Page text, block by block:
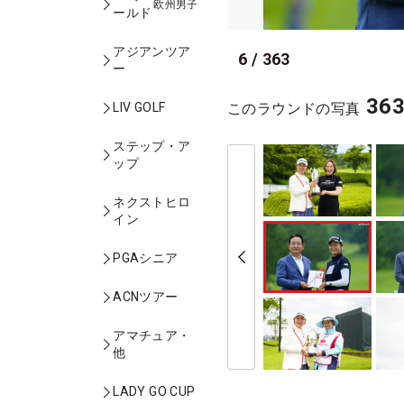
ールド
欧州男子
アジアンツア
ー
LIV GOLF
ステップ・ア
ップ
ネクストヒロ
イン
PGAシニア
ACNツアー
アマチュア・
他
LADY GO CUP
6 / 363
このラウンドの写真